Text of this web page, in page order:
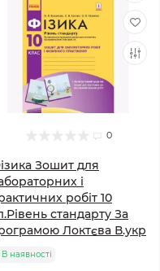
0
Зошит для
і
робіт 10
стандарту За
Локтєва В.укр
В наявності